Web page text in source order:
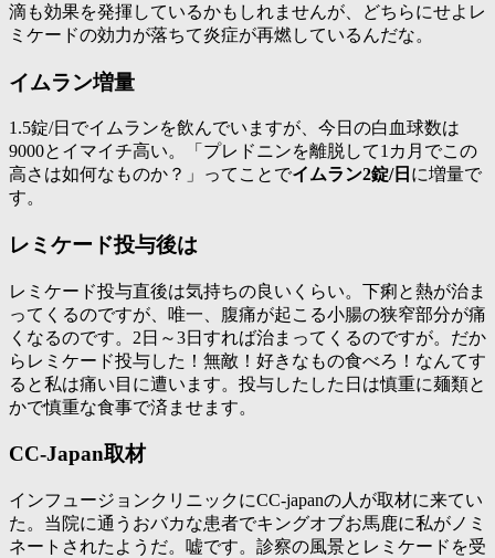
滴も効果を発揮しているかもしれませんが、どちらにせよ レ
ミケードの効力が落ちて炎症が再燃しているんだな。
イムラン増量
1.5錠/日でイムランを飲んでいますが、 今日の白血球数は
9000とイマイチ高い。「プレドニンを離脱して1カ月でこの
高さは如何なものか？」ってことでイムラン2錠/日 に増量で
す。
レミケード投与後は
レミケード投与直後は気持ちの良いくらい。下痢と熱が治ま
ってくるのですが、唯一、腹痛が起こる小腸の狭窄部分が痛
くなるのです。2日～3日すれば治まってくるのですが。だか
らレミケード投与した！無敵！好きなもの食べろ！なんてす
ると私は痛い目に遭います。投与したした日は慎重に麺類と
かで慎重な食事で済ませます。
CC-Japan取材
インフュージョンクリニックにCC-japanの人が取材に来てい
た。当院に通うおバカな患者でキングオブお馬鹿に私がノミ
ネートされたようだ。嘘です。診察の風景とレミケードを受